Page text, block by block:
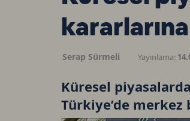
Serap Sürmeli Yayınlama:
Küresel
Türkiye’de merkez